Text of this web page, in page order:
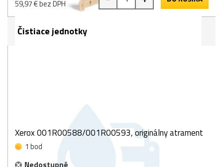
59,97 € bez DPH
Čistiace jednotky
Xerox 001R00588/001R00593, originálny atrament
1 bod
Nedostupné